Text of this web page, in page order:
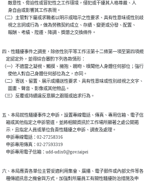
      敵意性、脅迫性或冒犯性之工作環境，侵犯或干擾其人格尊嚴、人
      身自由或影響其工作表現。
（二）主管對下屬或求職者以明示或暗示之性要求、具有性意味或性別歧
      視之言詞或行為，做為勞務契約成立、存續、變更或分發、配置、
      報酬、考績、陞遷、降調、獎懲之交換條件。
四、性騷擾事件之調查，除依性別平等工作法第十二條第一項至第四項規
    定認定外，並得綜合審酌下列各款情形：
（一）不適當之凝視、觸摸、擁抱、親吻、嗅聞他人身體任何部位；強行
      使他人對自己身體任何部位為之，亦同。
（二）寄送、留置、展示或播送性要求、具有性意味或性別歧視之文字、
      圖畫、聲音、影像或其他物品。
（三）反覆或持續違反意願之跟隨或追求行為。
五、本局就性騷擾事件之申訴，設置專線電話、傳真、專用信箱、電子信
    箱或其他指定之申訴管道，並將相關資訊於工作場所顯著之處公開揭
    示，且指定人員或單位負責性騷擾之申訴、調查及處理。
    申訴專線電話：02-27258316
    申訴專用傳真：02-27593319
    申訴專用電子信箱：udd-udix0@gov.taipei
六、本局應責各單位主管妥適利用集會、廣播、電子郵件或內部文件等各
    種傳遞訊息之機會與方式，加強對所屬員工有關性騷擾防治措施及申